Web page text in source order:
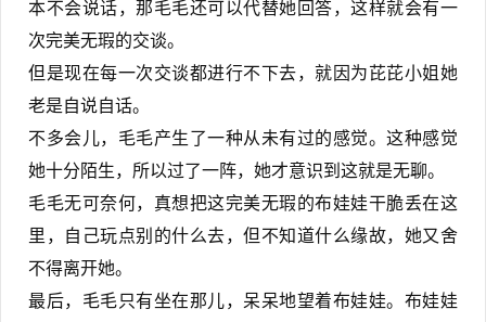
本不会说话，那毛毛还可以代替她回答，这样就会有一
次完美无瑕的交谈。
但是现在每一次交谈都进行不下去，就因为芘芘小姐她
老是自说自话。
不多会儿，毛毛产生了一种从未有过的感觉。这种感觉
她十分陌生，所以过了一阵，她才意识到这就是无聊。
毛毛无可奈何，真想把这完美无瑕的布娃娃干脆丢在这
里，自己玩点别的什么去，但不知道什么缘故，她又舍
不得离开她。
最后，毛毛只有坐在那儿，呆呆地望着布娃娃。布娃娃